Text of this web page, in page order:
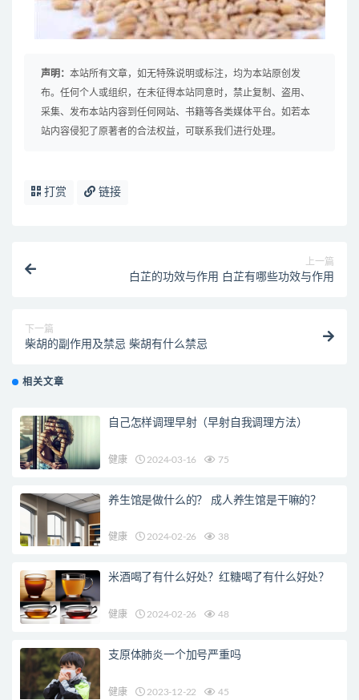
声明： 本站所有文章，如无特殊说明或标注，均为本站原创发
布。任何个人或组织，在未征得本站同意时，禁止复制、盗用、
采集、发布本站内容到任何网站、书籍等各类媒体平台。如若本
站内容侵犯了原著者的合法权益，可联系我们进行处理。
打赏 链接
上一篇
白芷的功效与作用 白芷有哪些功效与作用
下一篇
柴胡的副作用及禁忌 柴胡有什么禁忌
相关文章
自己怎样调理早射（早射自我调理方法）
健康 2024-03-16 75
养生馆是做什么的？ 成人养生馆是干嘛的？
健康 2024-02-26 38
米酒喝了有什么好处？红糖喝了有什么好处？
健康 2024-02-26 48
支原体肺炎一个加号严重吗
健康 2023-12-22 45